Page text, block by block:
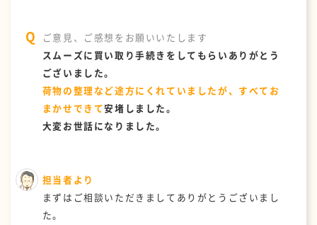
ご意見、ご感想をお願いいたします
スムーズに買い取り手続きをしてもらいありがとう
ございました。
荷物の整理など途方にくれていましたが、すべてお
まかせできて安堵しました。
大変お世話になりました。
担当者より
まずはご相談いただきましてありがとうございまし
た。